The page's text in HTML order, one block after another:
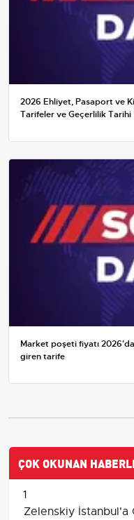
2026 Ehliyet, Pasaport ve
Tarifeler ve Geçerlilik Tarihi
Market poşeti fiyatı
giren tarife
ÇOK OKUNAN
1
Zelenskiy